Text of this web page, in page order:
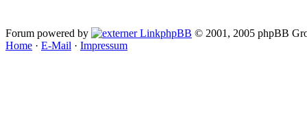
Forum powered by phpBB © 2001, 2005 phpBB
Home · E-Mail · Impressum